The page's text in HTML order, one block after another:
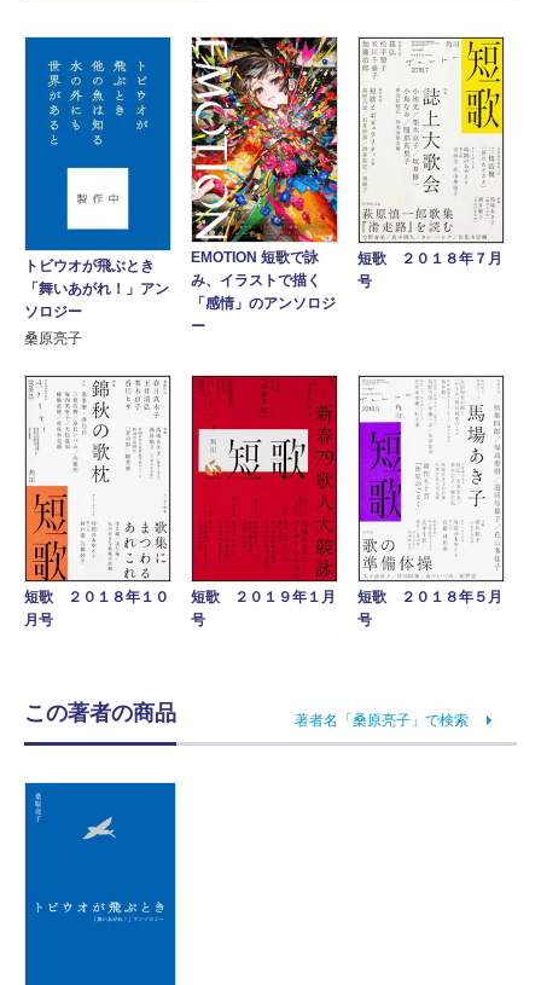
トビウオが飛ぶとき
「舞いあがれ！」アン
ソロジー
桑原亮子
EMOTION 短歌で詠
み、イラストで描く
「感情」のアンソロジ
ー
短歌 ２０１８年７月
号
短歌 ２０１８年１０
月号
短歌 ２０１９年１月
号
短歌 ２０１８年５月
号
この著者の商品 著者名「桑原亮子」で検索